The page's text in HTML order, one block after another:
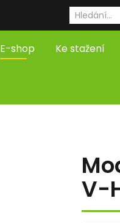
E-shop Ke stažení
V-